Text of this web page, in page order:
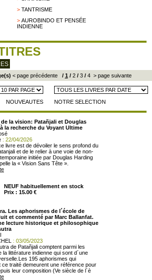
>TANTRISME
>AUROBINDO ET PENSÉE
INDIENNE
< page précédente/ 1 /2/3/4 > page suivante
NOUVEAUTES NOTRE SELECTION
la vision: Patañjali et Douglas
la recherche du Voyant Ultime
: 22/04/2026
livre est de dévoiler le sens profond du
et de le relier à une voie de non-
initiée par Douglas Harding
la « Vision Sans Tête ».
NEUF habituellement en stock
Prix : 15.00 €
Les aphorismes de l´école de
et commenté par Marc Ballanfat.
lecture historique et philosophique
: 03/05/2023
de Patañjali comptent parmi les
la littérature indienne qui sont d´une
195 aphorismes qui
ce traité demeurent une référence pour
leur composition (Ve siècle de l´è